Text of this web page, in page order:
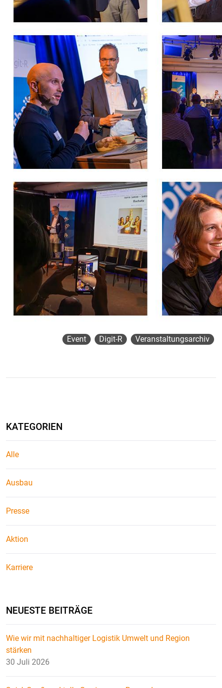
Event Digit-R Veranstaltungsarchiv
KATEGORIEN
Alle
Ausbau
Presse
Aktion
Karriere
NEUESTE BEITRÄGE
Wie wir mit nachhaltiger Logistik Umwelt und Region
stärken
30 Juli 2026